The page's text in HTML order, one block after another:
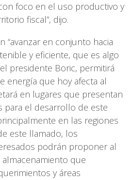
foco en el uso productivo y
fiscal”, dijo.
“avanzar en conjunto hacia
y eficiente, que es algo
presidente Boric, permitirá
energía que hoy afecta al
en lugares que presentan
para el desarrollo de este
en las regiones
este llamado, los
podrán proponer al
almacenamiento que
y áreas